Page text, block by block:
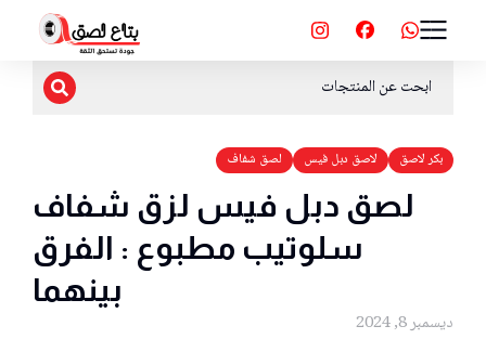
بكر لاصق لاصق دبل فيس لصق شفاف
لصق دبل فيس لزق شفاف
سلوتيب مطبوع : الفرق
بينهما
ديسمبر 8, 2024